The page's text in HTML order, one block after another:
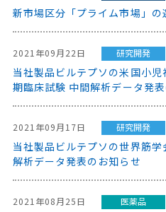
新市場区分「プライム市場」
2021年09月22日 研究開発
当社製品ビルテプソの米国小
期臨床試験 中間解析データ発
2021年09月17日 研究開発
当社製品ビルテプソの世界筋
解析データ発表のお知らせ
2021年08月25日 医薬品